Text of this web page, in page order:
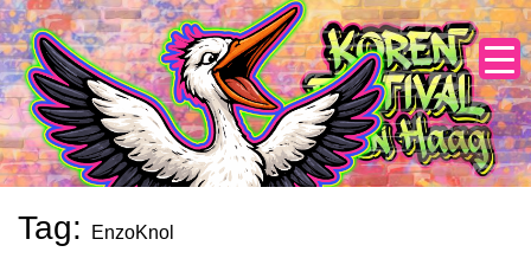
Skip
to
content
Tag: EnzoKnol